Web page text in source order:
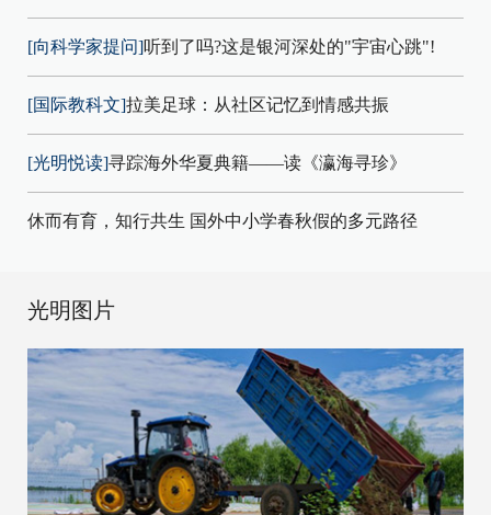
[向科学家提问]听到了吗?这是银河深处的"宇宙心跳"!
[国际教科文]拉美足球：从社区记忆到情感共振
[光明悦读]寻踪海外华夏典籍——读《瀛海寻珍》
休而有育，知行共生 国外中小学春秋假的多元路径
光明图片